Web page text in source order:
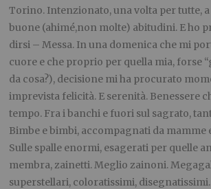
Torino. Intenzionato, una volta per tutte,
buone (ahimé,non molte) abitudini. E ho
dirsi – Messa. In una domenica che mi
cuore e che proprio per quella mia, forse
da cosa?), decisione mi ha procurato
imprevista felicità. E serenità. Benessere
tempo. Fra i banchi e fuori sul sagrato,
Bimbe e bimbi, accompagnati da mamme
Sulle spalle enormi, esagerati per quelle
membra, zainetti. Meglio zainoni.
superstellari, coloratissimi,